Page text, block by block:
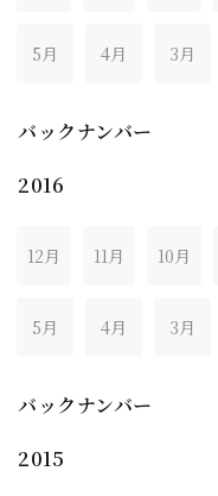
5月 4月 3月
バックナンバー
2016
12月 11月 10月
5月 4月 3月
バックナンバー
2015